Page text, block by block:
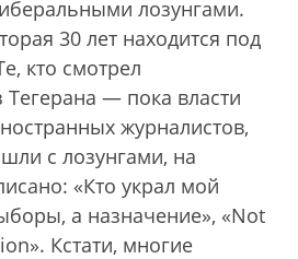
лозунгами.
30 лет находится под
кто смотрел
Тегерана — пока власти
журналистов,
с лозунгами, на
«Кто украл мой
а назначение», «Not
Кстати, многие